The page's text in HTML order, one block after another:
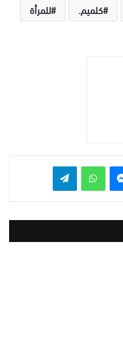
كلميم.
للمرأة
واتساب